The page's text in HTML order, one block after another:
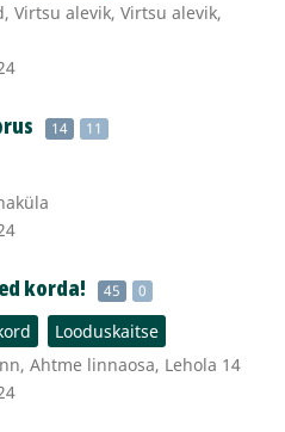
Virtsu alevik, Virtsu alevik,
14 11
korda! 45 0
Looduskaitse
Ahtme linnaosa, Lehola 14